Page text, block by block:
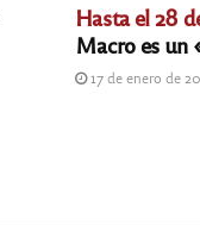
Hasta el 28
Macro es un
17 de enero de